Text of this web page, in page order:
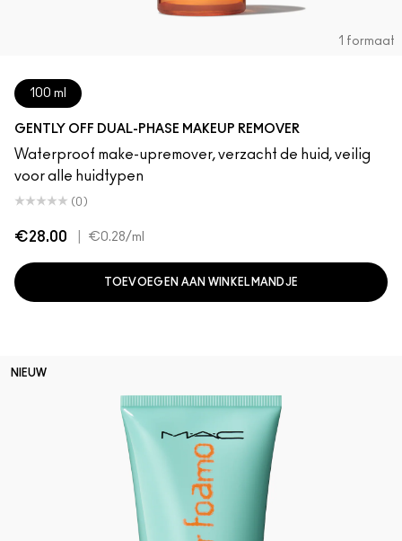
1 formaat
100 ml
GENTLY OFF DUAL-PHASE MAKEUP REMOVER
Waterproof make-upremover, verzacht de huid, veilig
voor alle huidtypen
(0)
€28.00 €0.28/ml
TOEVOEGEN AAN WINKELMANDJE
NIEUW